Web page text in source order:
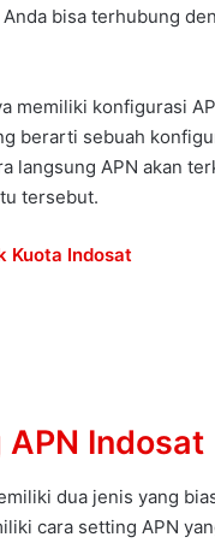
bisa terhubung
memiliki konfigurasi
berarti sebuah
langsung APN akan
tersebut.
Kuota Indosat
Indosat
dua jenis yang
cara setting APN